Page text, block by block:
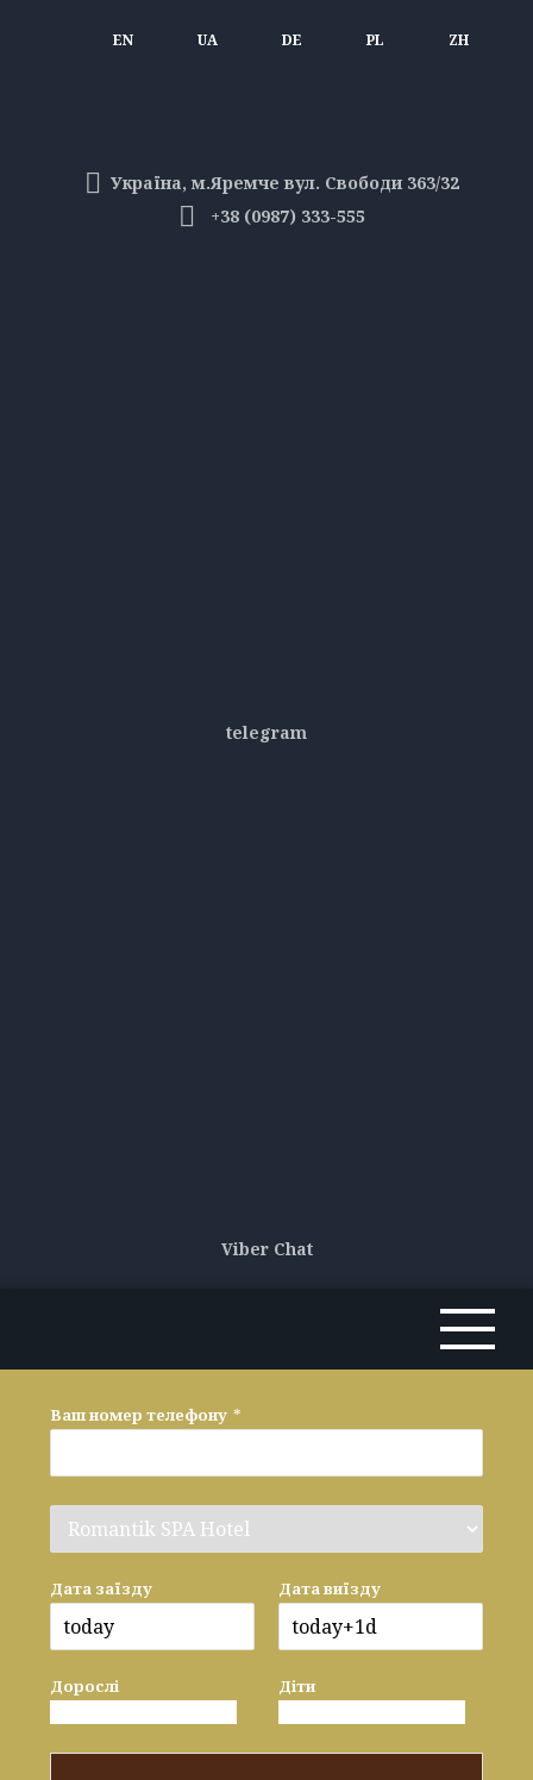
EN UA DE PL ZH
Україна, м.Яремче вул. Свободи 363/32
+38 (0987) 333-555
telegram
Viber Chat
Ваш номер телефону *
Дата заїзду Дата виїзду
Дорослі Діти